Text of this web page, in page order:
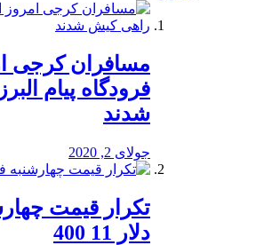
مسافران کرجی
فرودگاه پیام
شدند
جولای 2, 2020
تکرار قیمت
دلار 11 400